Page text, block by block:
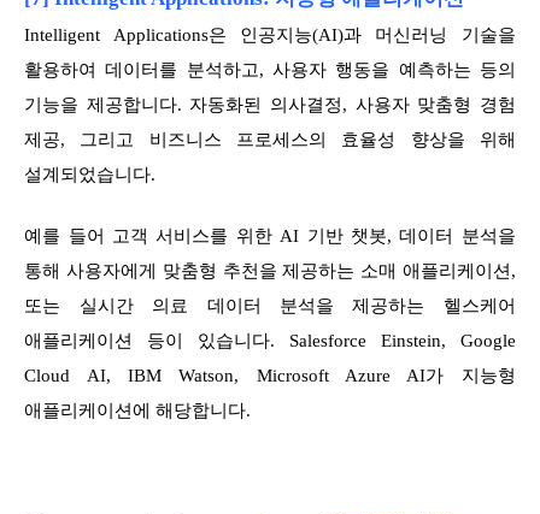
Intelligent Applications은 인공지능(AI)과 머신러닝 기술을
활용하여 데이터를 분석하고, 사용자 행동을 예측하는 등의
기능을 제공합니다. 자동화된 의사결정, 사용자 맞춤형 경험
제공, 그리고 비즈니스 프로세스의 효율성 향상을 위해
설계되었습니다.
예를 들어 고객 서비스를 위한 AI 기반 챗봇, 데이터 분석을
통해 사용자에게 맞춤형 추천을 제공하는 소매 애플리케이션,
또는 실시간 의료 데이터 분석을 제공하는 헬스케어
애플리케이션 등이 있습니다. Salesforce Einstein, Google
Cloud AI, IBM Watson, Microsoft Azure AI가 지능형
애플리케이션에 해당합니다.